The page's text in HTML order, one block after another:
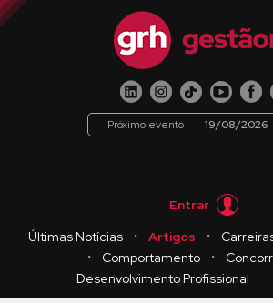
Próximo evento 19/08/2026
Entrar
Últimas Notícias
・ Artigos ・
・
Comportamento ・
Desenvolvimento Profissional